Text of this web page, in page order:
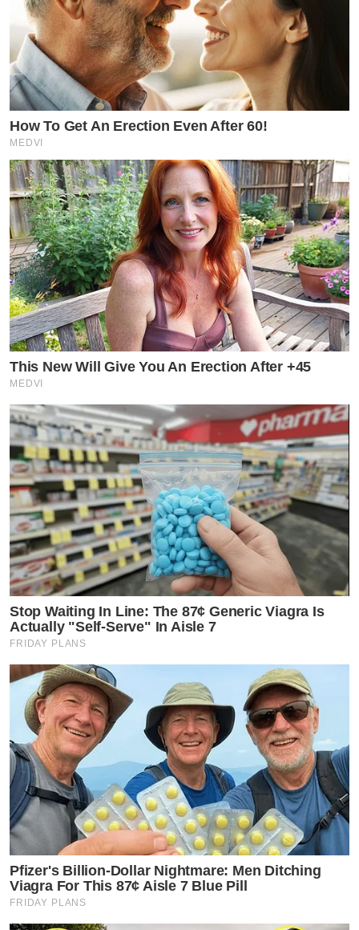
How To Get An Erection Even After 60!
MEDVI
This New Will Give You An Erection After +45
MEDVI
Stop Waiting In Line: The 87¢ Generic Viagra Is
Actually "Self-Serve" In Aisle 7
FRIDAY PLANS
Pfizer's Billion-Dollar Nightmare: Men Ditching
Viagra For This 87¢ Aisle 7 Blue Pill
FRIDAY PLANS